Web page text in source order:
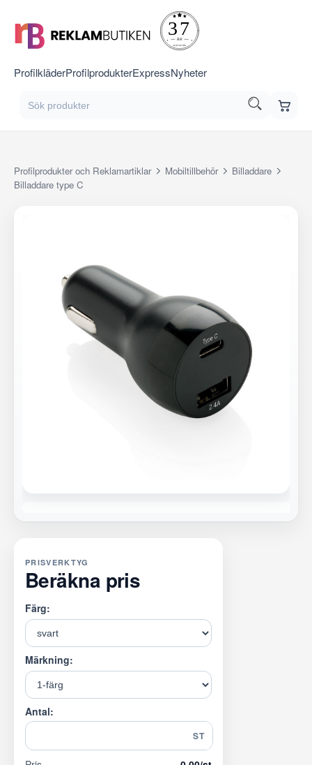
ProfilkläderProfilprodukterExpressNyheter
Profilprodukter och Reklamartiklar Mobiltillbehör
Billaddare
Billaddare type C
PRISVERKTYG
Beräkna pris
Färg:
Märkning:
Antal:
ST